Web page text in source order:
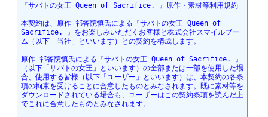
『サバトの女王 Queen of Sacrifice. 』原作・素材等利用規約
本契約は、原作 祁答院慎氏による『サバトの女王 Queen of
Sacrifice. 』をお楽しみいただくお客様と株式会社スマイルブー
ム（以下「当社」といいます）との契約を構成します。
原作 祁答院慎氏による『サバトの女王 Queen of Sacrifice. 』
（以下「サバトの女王」といいます）の全部または一部を使用した場
合、使用する皆様（以下「ユーザー」といいます）は、本契約の各条
項の拘束を受けることに合意したものとみなされます。既に素材等を
ダウンロードされている場合も、ユーザーはこの契約条項を読んだ上
でこれに合意したものとみなされます。